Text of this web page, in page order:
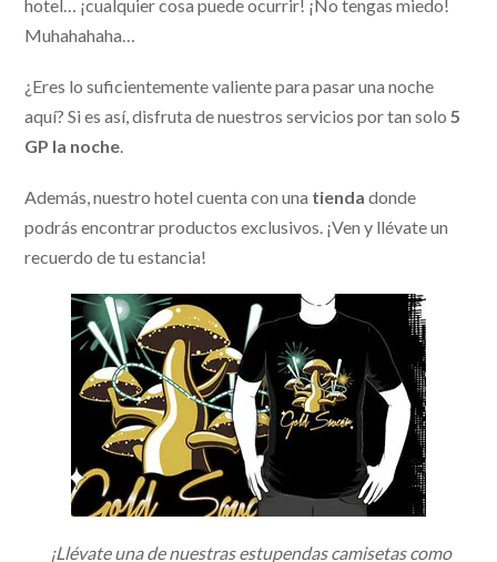
hotel… ¡cualquier cosa puede ocurrir! ¡No tengas miedo!
Muhahahaha…
¿Eres lo suficientemente valiente para pasar una noche
aquí? Si es así, disfruta de nuestros servicios por tan solo5
GP la noche.
Además, nuestro hotel cuenta con una tienda donde
podrás encontrar productos exclusivos. ¡Ven y llévate un
recuerdo de tu estancia!
¡Llévate una de nuestras estupendas camisetas como